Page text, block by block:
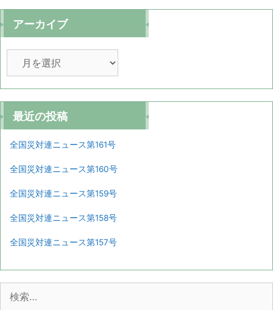
アーカイブ
カ
イ
ブ
最近の投稿
全国災対連ニュース第161号
全国災対連ニュース第160号
全国災対連ニュース第159号
全国災対連ニュース第158号
全国災対連ニュース第157号
索: